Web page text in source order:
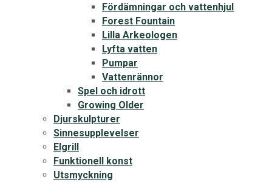
Fördämningar och vattenhjul
Forest Fountain
Lilla Arkeologen
Lyfta vatten
Pumpar
Vattenrännor
Spel och idrott
Growing Older
Djurskulpturer
Sinnesupplevelser
Elgrill
Funktionell konst
Utsmyckning